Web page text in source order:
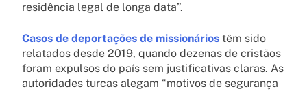
residência legal de longa data”.
Casos de deportações de missionários têm sido
relatados desde 2019, quando dezenas de cristãos
foram expulsos do país sem justificativas claras. As
autoridades turcas alegam “motivos de segurança